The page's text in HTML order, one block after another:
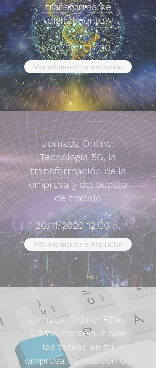
transformarse
digitalmente?
24/03/2021 17:30 h.
Más Información e inscripción
Jornada Online:
Tecnología 5G, la
transformación de la
empresa y del puesto
de trabajo
26/11/2020 12:00 h.
Más Información e inscripción
Jornada Online: RPAs:
Cómo conseguir que
las tareas en tu
empresa se realicen de